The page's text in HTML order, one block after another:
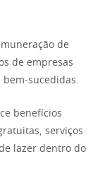
de
de empresas
bem-sucedidas.
benefícios
serviços
lazer dentro do